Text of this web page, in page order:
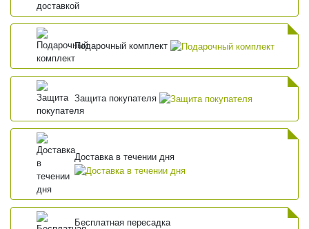
Подарочный комплект
Защита покупателя
Доставка в течении дня
Бесплатная пересадка